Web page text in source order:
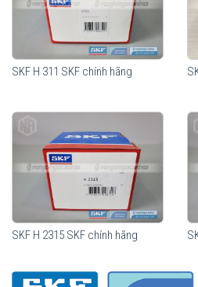
Ống lót côn SKFcung cấp tiêu chí
Các bề mặt côn trên ống lót và trục
vít kéo, làm cho ống lót bị siết chặt
đạt được cho phép truyền mô-men
đề nào liên quan đến các ổ đĩa đơn.
Mua ống lót côn H 211 tại
SKF H 311 SKF chính hãng
SKF H 2315 SKF chính hãng